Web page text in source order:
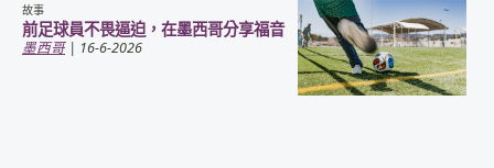
故事
前足球員不畏逼迫，在墨西哥分享福音
墨西哥| 16-6-2026